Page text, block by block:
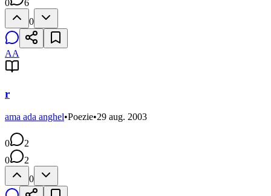
0
6
0
AA
r
ama ada anghel•Poezie•29 aug. 2003
0
2
0
2
0